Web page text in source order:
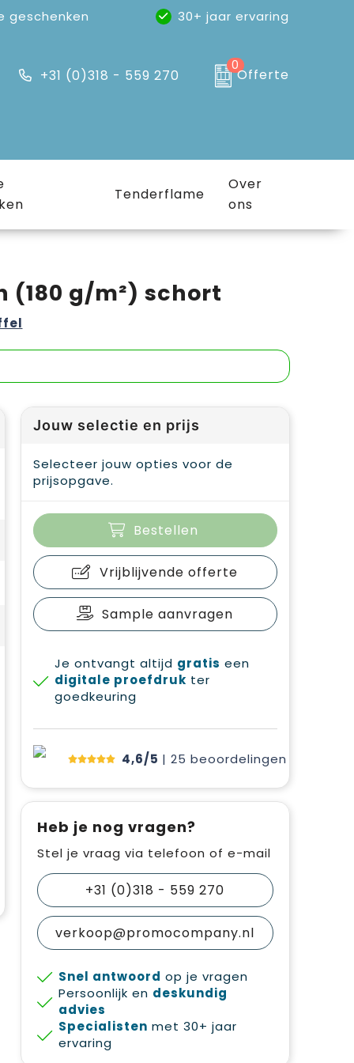
geschenken 30+ jaar ervaring
+31 (0)318 - 559 270
0
Offerte
Tenderflame
Over
ons
(180 g/m²) schort
Jouw selectie en prijs
Selecteer jouw opties voor de
prijsopgave.
Bestellen
Vrijblijvende offerte
Sample aanvragen
Je ontvangt altijd gratis een
digitale proefdruk ter
goedkeuring
4,6/5 | 25 beoordelingen
Heb je nog vragen?
Stel je vraag via telefoon of e-mail
+31 (0)318 - 559 270
verkoop@promocompany.nl
Snel antwoord op je vragen
Persoonlijk en deskundig
advies
Specialisten met 30+ jaar
ervaring